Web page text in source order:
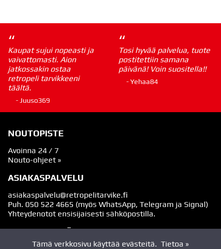
“
Kaupat sujui nopeasti ja
vaivattomasti. Aion
jatkossakin ostaa
retropeli tarvikkeeni
täältä.
- Juuso369
“
Tosi hyvää palvelua, tuote
postitettiin samana
päivänä! Voin suositella!!
- Yehaa84
NOUTOPISTE
Avoinna 24 / 7
Nouto-ohjeet »
ASIAKASPALVELU
asiakaspalvelu@retropelitarvike.fi
Puh. 050 522 4665 (myös WhatsApp, Telegram ja Signal)
Yhteydenotot ensisijaisesti sähköpostilla.
SEURAA MEITÄ
Tämä verkkosivu käyttää evästeitä. Tietoa »